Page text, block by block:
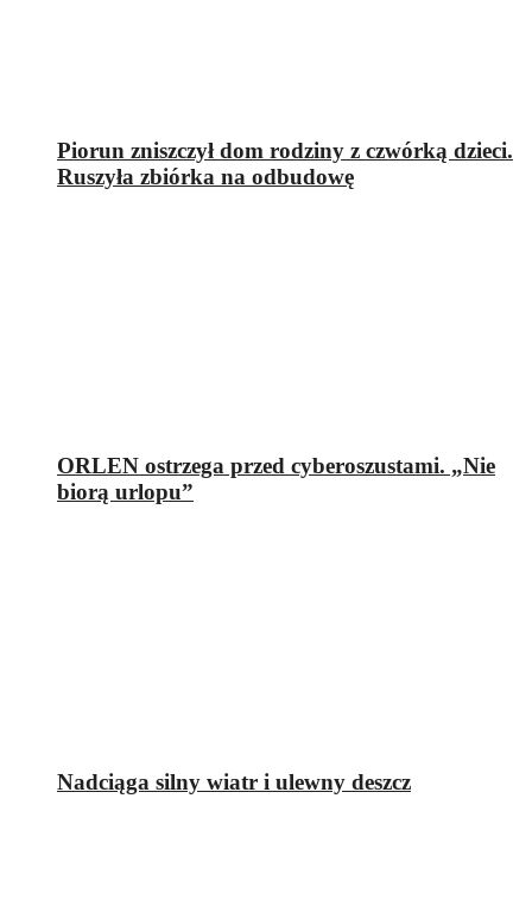
Piorun zniszczył dom rodziny z czwórką dzieci.
Ruszyła zbiórka na odbudowę
ORLEN ostrzega przed cyberoszustami. „Nie
biorą urlopu”
Nadciąga silny wiatr i ulewny deszcz